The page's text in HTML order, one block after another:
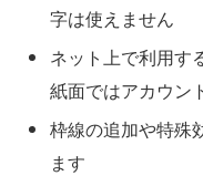
字は使えません
ネット上で利用す
紙面ではアカウン
枠線の追加や特殊
ます